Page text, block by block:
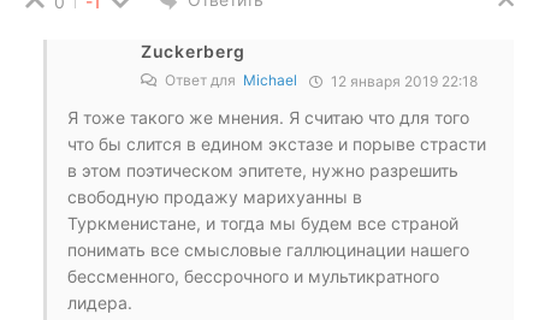
Zuckerberg
Ответ для Michael 12 января 2019 22:18
Я тоже такого же мнения. Я считаю что для того
что бы слится в едином экстазе и порыве страсти
в этом поэтическом эпитете, нужно разрешить
свободную продажу марихуанны в
Туркменистане, и тогда мы будем все страной
понимать все смысловые галлюцинации нашего
бессменного, бессрочного и мультикратного
лидера.